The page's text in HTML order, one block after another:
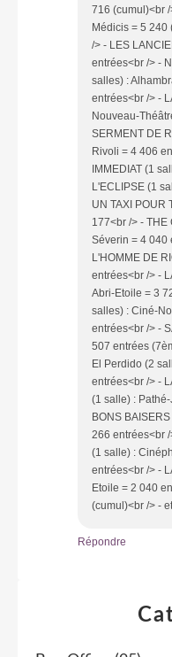
716 (cumul)<br
Médicis = 5 240
/> - LES
entrées<br /> -
salles) :
entrées<br /> -
Nouveau-
SERMENT DE
Rivoli = 4 406
IMMEDIAT (1
L'ECLIPSE (1
UN TAXI POUR
177<br /> - THE
Séverin = 4 040
L'HOMME DE
entrées<br /> -
Abri-Etoile = 3
salles) : Ciné-
entrées<br /> -
507 entrées
El Perdido (2
entrées<br /> -
(1 salle) :
BONS
266 entrées<br
(1 salle) :
entrées<br /> -
Etoile = 2 040
(cumul)<br /> -
Répondre